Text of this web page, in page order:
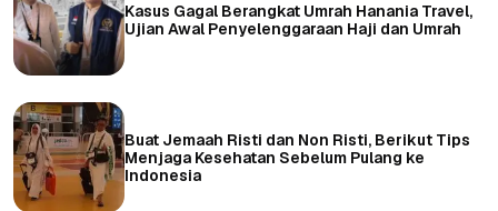
Kasus Gagal Berangkat Umrah Hanania Travel,
Ujian Awal Penyelenggaraan Haji dan Umrah
Buat Jemaah Risti dan Non Risti, Berikut Tips
Menjaga Kesehatan Sebelum Pulang ke
Indonesia